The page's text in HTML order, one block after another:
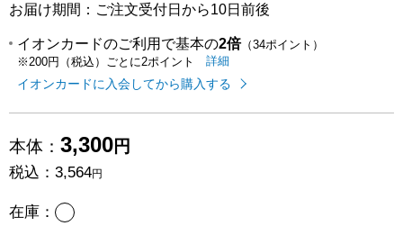
お届け期間：ご注文受付日から10日前後
イオンカードのご利用で基本の2倍（34ポイント）
※200円（税込）ごとに2ポイント
イオンカードのご利用でたまるポイ
詳細
イオンカードに入会してから購入する
本体： 3,300円
税込： 3,564円
在庫： あり